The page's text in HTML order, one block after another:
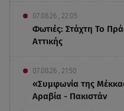
07.08.26 , 22:05
Φωτιές: Στάχτη Το
Αττικής
07.08.26 , 21:50
«Συμφωνία της
Αραβία - Πακιστάν